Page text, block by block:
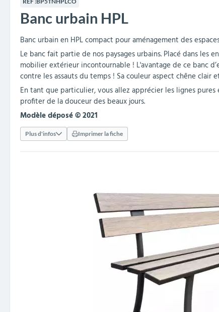
Embellissement et
fleurissement urbain
Barrières de ville
Clous podotactiles et
rampes d'accès
Séparateurs de voies et
balises routières
Industries
Vestiaires
Armoires et rangements
Tables de cantine
réception
Poteaux de guidage
collectivités
collectivités
Structures aires de jeux
Banc urbain HPL
Banc urbain en HPL compact pour aménagement des
Le banc fait partie de nos paysages urbains. Placé dans les
mobilier extérieur incontournable ! L'avantage de ce banc
contre les assauts du temps ! Sa couleur aspect chêne
En tant que particulier, vous allez apprécier les lignes
profiter de la douceur des beaux jours.
Modèle déposé © 2021
Plus d'infos Imprimer la fiche